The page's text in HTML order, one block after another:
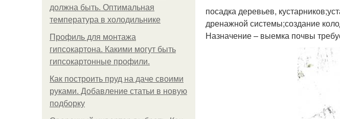
должна быть. Оптимальная
температура в холодильнике
Профиль для монтажа
гипсокартона. Какими могут быть
гипсокартонные профили.
Как построить пруд на даче своими
руками. Добавление статьи в новую
подборку
посадка деревьев,
дренажной системы;создание
Назначение – выемка почвы